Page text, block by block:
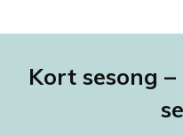
Kort sesong